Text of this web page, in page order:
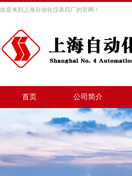
欢迎来到上海自动化仪表四厂的官网！
首页 公司简介